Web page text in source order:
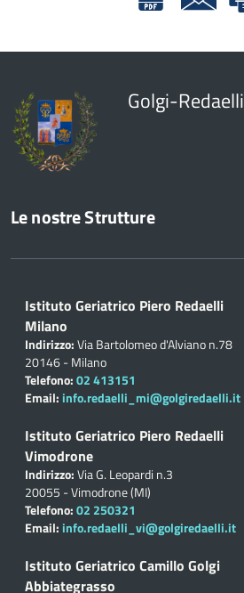
Golgi-Redaelli
Le nostre Strutture
Istituto Geriatrico Piero Redaelli
Milano
Indirizzo:Via Bartolomeo d'Alviano n.78
20146 - Milano
Telefono:02 413151
Email: info.redaelli_mi@golgiredaelli.it
Istituto Geriatrico Piero Redaelli
Vimodrone
Indirizzo:Via G. Leopardi n.3
20055 - Vimodrone (MI)
Telefono:02 250321
Email: info.redaelli_vi@golgiredaelli.it
Istituto Geriatrico Camillo Golgi
Abbiategrasso